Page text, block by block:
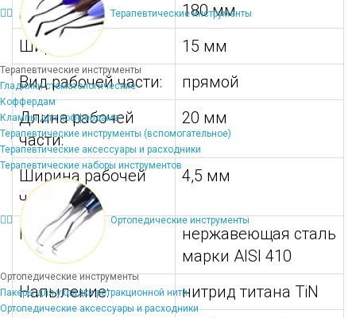
Терапевтические инструменты
Терапевтические инструменты
Гладилки стоматологические
Коффердам
Клампы для коффердама
Терапевтические инструменты (вспомогательное)
Терапевтические аксессуары и расходники
Терапевтические наборы инструментов
Ортопедические инструменты
Ортопедические инструменты
Пакеры для укладки ретракционной нити
Ортопедические аксессуары и расходники
Длина:
180 мм
Ширина:
15 мм
Вид рабочей части:
прямой
Длина рабочей
части:
20 мм
Ширина рабочей
части:
4,5 мм
Материал:
нержавеющая сталь
марки AISI 410
Напыление:
нитрид титана TiN